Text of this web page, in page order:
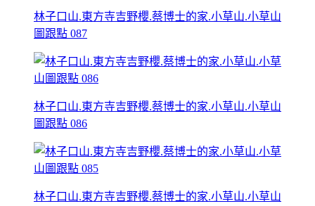
林子口山.東方寺吉野櫻.蔡博士的家.小草山.小草山
圖跟點 087
林子口山.東方寺吉野櫻.蔡博士的家.小草山.小草山
圖跟點 086
林子口山.東方寺吉野櫻.蔡博士的家.小草山.小草山